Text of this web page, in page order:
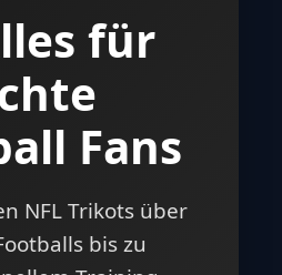
für
Fans
NFL Trikots über
bis zu